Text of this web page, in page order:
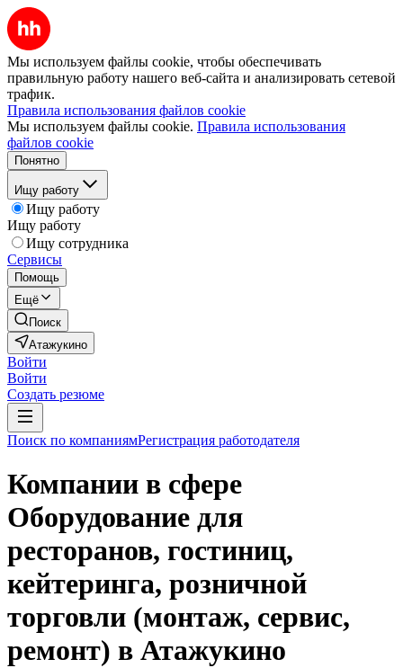
Мы используем файлы cookie, чтобы обеспечивать
правильную работу нашего веб-сайта и анализировать сетевой
трафик.
Правила использования файлов cookie
Мы используем файлы cookie. Правила использования
файлов cookie
Понятно
Ищу работу
Ищу работу
Ищу работу
Ищу сотрудника
Сервисы
Помощь
Ещё
Поиск
Атажукино
Войти
Войти
Создать резюме
Поиск по компаниямРегистрация работодателя
Компании в сфере
Оборудование для
ресторанов, гостиниц,
кейтеринга, розничной
торговли (монтаж, сервис,
ремонт) в Атажукино